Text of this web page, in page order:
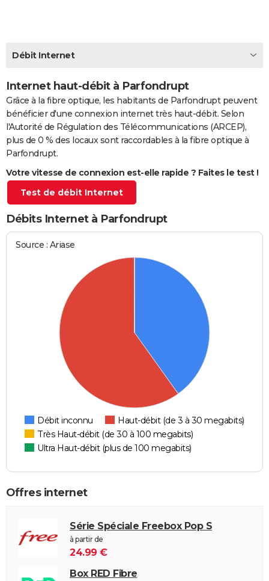
CARTE DE VOEUX
Carte de Noël
Carte Bonne année
Carte Saint-Valentin
Carte Pâques
Carte d'anniversaire
DICTIONNAIRE
PROGRAMME TV
COPAINS D'AVANT
S'inscrire
Se connecter
Lycées
Collèges
Primaires
Universités
Entreprises
Service militaire
Avis de recherche
Bricolage
Lifestyle
Culture
Sport
Auto
Television
Voyage
Cinema
Débit Internet
Internet haut-débit à Parfondrupt
Grâce à la fibre optique, les habitants de Parfondrupt peuvent
bénéficier d'une connexion internet très haut-débit. Selon
l'Autorité de Régulation des Télécommunications (ARCEP),
plus de 0 % des locaux sont raccordables à la fibre optique à
Parfondrupt.
Votre vitesse de connexion est-elle rapide ? Faites le test !
Test de débit Internet
Débits Internet à Parfondrupt
Source : Ariase
Débit inconnu
Haut-débit (de 3 à 30 megabits)
Très Haut-débit (de 30 à 100 megabits)
Ultra Haut-débit (plus de 100 megabits)
Offres internet
Série Spéciale Freebox Pop S
à partir de
24.99 €
Box RED Fibre